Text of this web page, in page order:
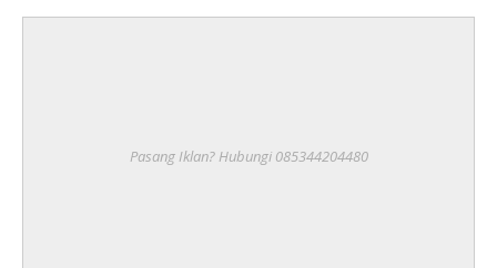
Pasang Iklan? Hubungi 085344204480